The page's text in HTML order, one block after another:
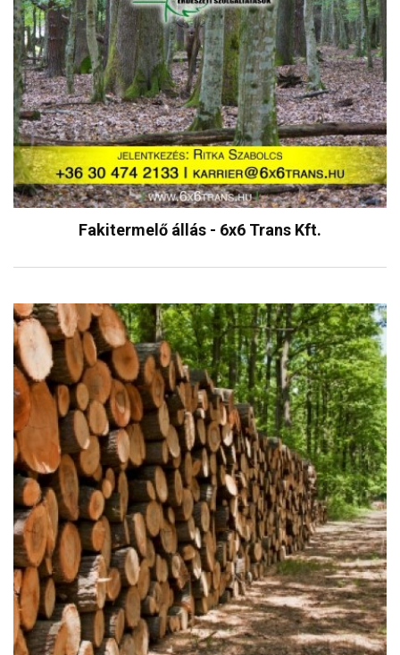
Fakitermelő állás - 6x6 Trans Kft.